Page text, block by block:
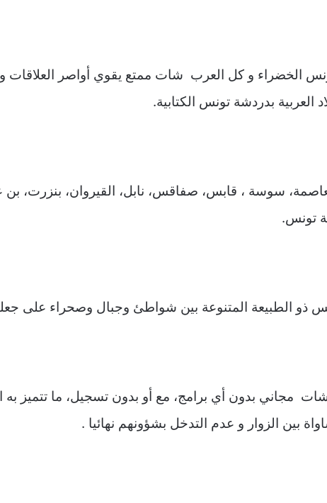
الخضراء و كل العرب شات ممتع يقوي أواصر العلاقات
العربية بدردشة تونس الكتابية.
سوسة ، قابس، صفاقس، نابل، القيروان، بنزرت، بن
تونس.
ذو الطبيعة المتنوعة بين شواطئ وجبال وصحراء على
مجاني بدون أي برامج، مع أو بدون تسجيل، ما تتميز
بين الزوار و عدم التدخل بشؤونهم نهائيا .